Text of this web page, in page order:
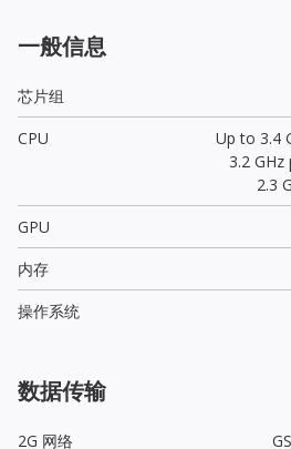
一般信息
芯片组
CPU
Up to 3.4
3.2
2.3
GPU
内存
操作系统
数据传输
2G 网络